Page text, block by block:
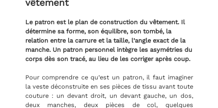
vêtement
Le patron est le plan de construction du vêtement. Il
détermine sa forme, son équilibre, son tombé, la
relation entre la carrure et la taille, l’angle exact de la
manche. Un patron personnel intègre les asymétries du
corps dès son tracé, au lieu de les corriger après coup.
Pour comprendre ce qu’est un patron, il faut imaginer
la veste déconstruite en ses pièces de tissu avant toute
couture : un devant droit, un devant gauche, un dos,
deux manches, deux pièces de col, quelques